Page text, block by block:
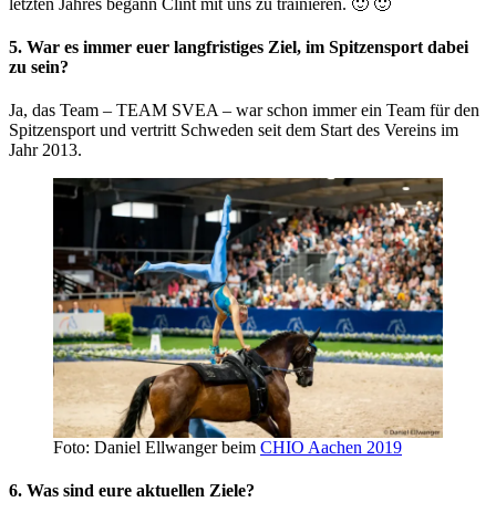
5. War es immer euer langfristiges Ziel, im Spitzensport dabei
zu sein?
Ja, das Team – TEAM SVEA – war schon immer ein Team für den
Spitzensport und vertritt Schweden seit dem Start des Vereins im
Jahr 2013.
Foto: Daniel Ellwanger beim CHIO Aachen 2019
6. Was sind eure aktuellen Ziele?